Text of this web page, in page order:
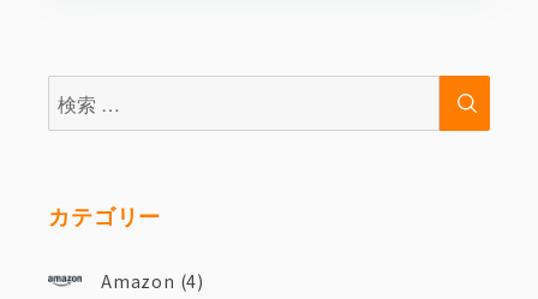
検
索:
検
カテゴリー
Amazon (4)